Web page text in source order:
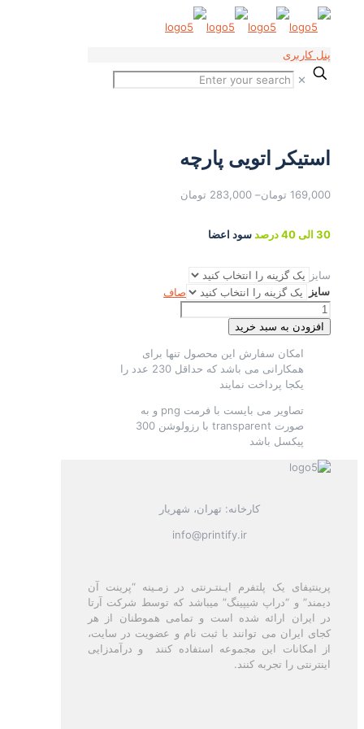
پنل کاربری
✕
استیکر اتویی پارچه
169,000 تومان–
283,000 تومان
30 الی 40 درصد سود اعضا
سایز
سایز
صاف
استیکر
اتویی
پارچه
افزودن به سبد خرید
امکان سفارش این محصول تنها برای
همکارانی می باشد که حداقل 230 عدد را
یکجا پرداخت نمایند
تصاویر می بایست با فرمت png و به
صورت transparent با رزولوشن 300
پیکسل باشد
کارخانه: تهران، شهریار
info@printify.ir
پرینتیفای یک پلتفرم ایـنتـرنتی در زمـینه “پرینت آن
دیمند” و “دراپ شیپینگ” میباشد که توسط شرکت آرتا
در ایران ارائه شده است و تمامی هموطنان از هر
کجای ایران می توانند با ثبت نام و عضویت در سایت،
از امکانات این مجموعه استفاده کنند و درآمدزایی
اینترنتی را تجربه کنند.